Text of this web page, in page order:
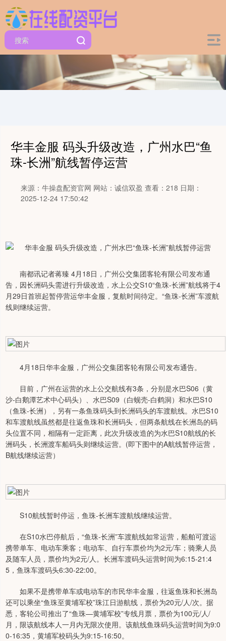
华丰金服 码头升级改造，广州水巴“鱼
珠-长洲”航线暂停运营
来源：牛操盘配资官网 网站：诚信双盈 查看：218 日期：
2025-12-24 17:50:42
南都讯记者蒋臻 4月18日，广州公交集团客轮有限公司发布通
告，因长洲码头需进行升级改造，水上公交S10“鱼珠-长洲”航线将于4
月29日首班起暂停营运华丰金服，复航时间待定。“鱼珠-长洲”车渡航
线则继续运营。
4月18日华丰金服，广州公交集团客轮有限公司发布通告。
目前，广州在运营的水上公交航线有3条，分别是水巴S06（黄
沙-白鹅潭艺术中心码头）、水巴S09（白蚬壳-白鹤洞）和水巴S10
（鱼珠-长洲），另有一条鱼珠码头到长洲码头的车渡航线。水巴S10
和车渡航线虽然都是往返鱼珠和长洲码头，但两条航线在长洲岛的码
头位置不同，相隔有一定距离，此次升级改造的为水巴S10航线的长
洲码头，长洲渡车船码头则继续运营。(即下图中的A航线暂停运营，
B航线继续运营）
S10航线暂时停运，鱼珠-长洲车渡航线继续运营。
在S10水巴停航后，“鱼珠-长洲”车渡航线如常运营，船舶可渡运
携带单车、电动车乘客；电动车、自行车票价均为2元/车；骑乘人员
及随车人员，票价均为2元/人。长洲车渡码头运营时间为6:15-21:4
5，鱼珠车渡码头6:30-22:00。
如果不是携带单车或电动车的市民华丰金服，往返鱼珠和长洲岛
还可以乘坐“鱼珠至黄埔军校”珠江日游航线，票价为20元/人/次。据
悉，客轮公司推出了“鱼珠—黄埔军校”专线月票，票价为100元/人/
月，限该航线本人一月内无限次使用。该航线鱼珠码头运营时间为9:0
0-16:35，黄埔军校码头为9:15-16:50。